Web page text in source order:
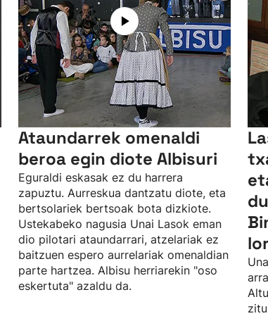
Ataundarrek omenaldi
beroa egin diote Albisuri
Eguraldi eskasak ez du harrera
zapuztu. Aurreskua dantzatu diote, eta
bertsolariek bertsoak bota dizkiote.
Ustekabeko nagusia Unai Lasok eman
dio pilotari ataundarrari, atzelariak ez
baitzuen espero aurrelariak omenaldian
parte hartzea. Albisu herriarekin "oso
eskertuta" azaldu da.